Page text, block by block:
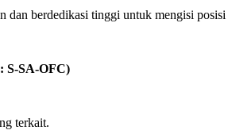
berdedikasi tinggi untuk mengisi posisi
S-SA-OFC)
terkait.